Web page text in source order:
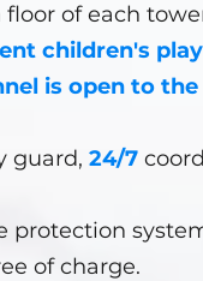
floor of each
children's play
is open to the
guard,24/7
protection
of charge.